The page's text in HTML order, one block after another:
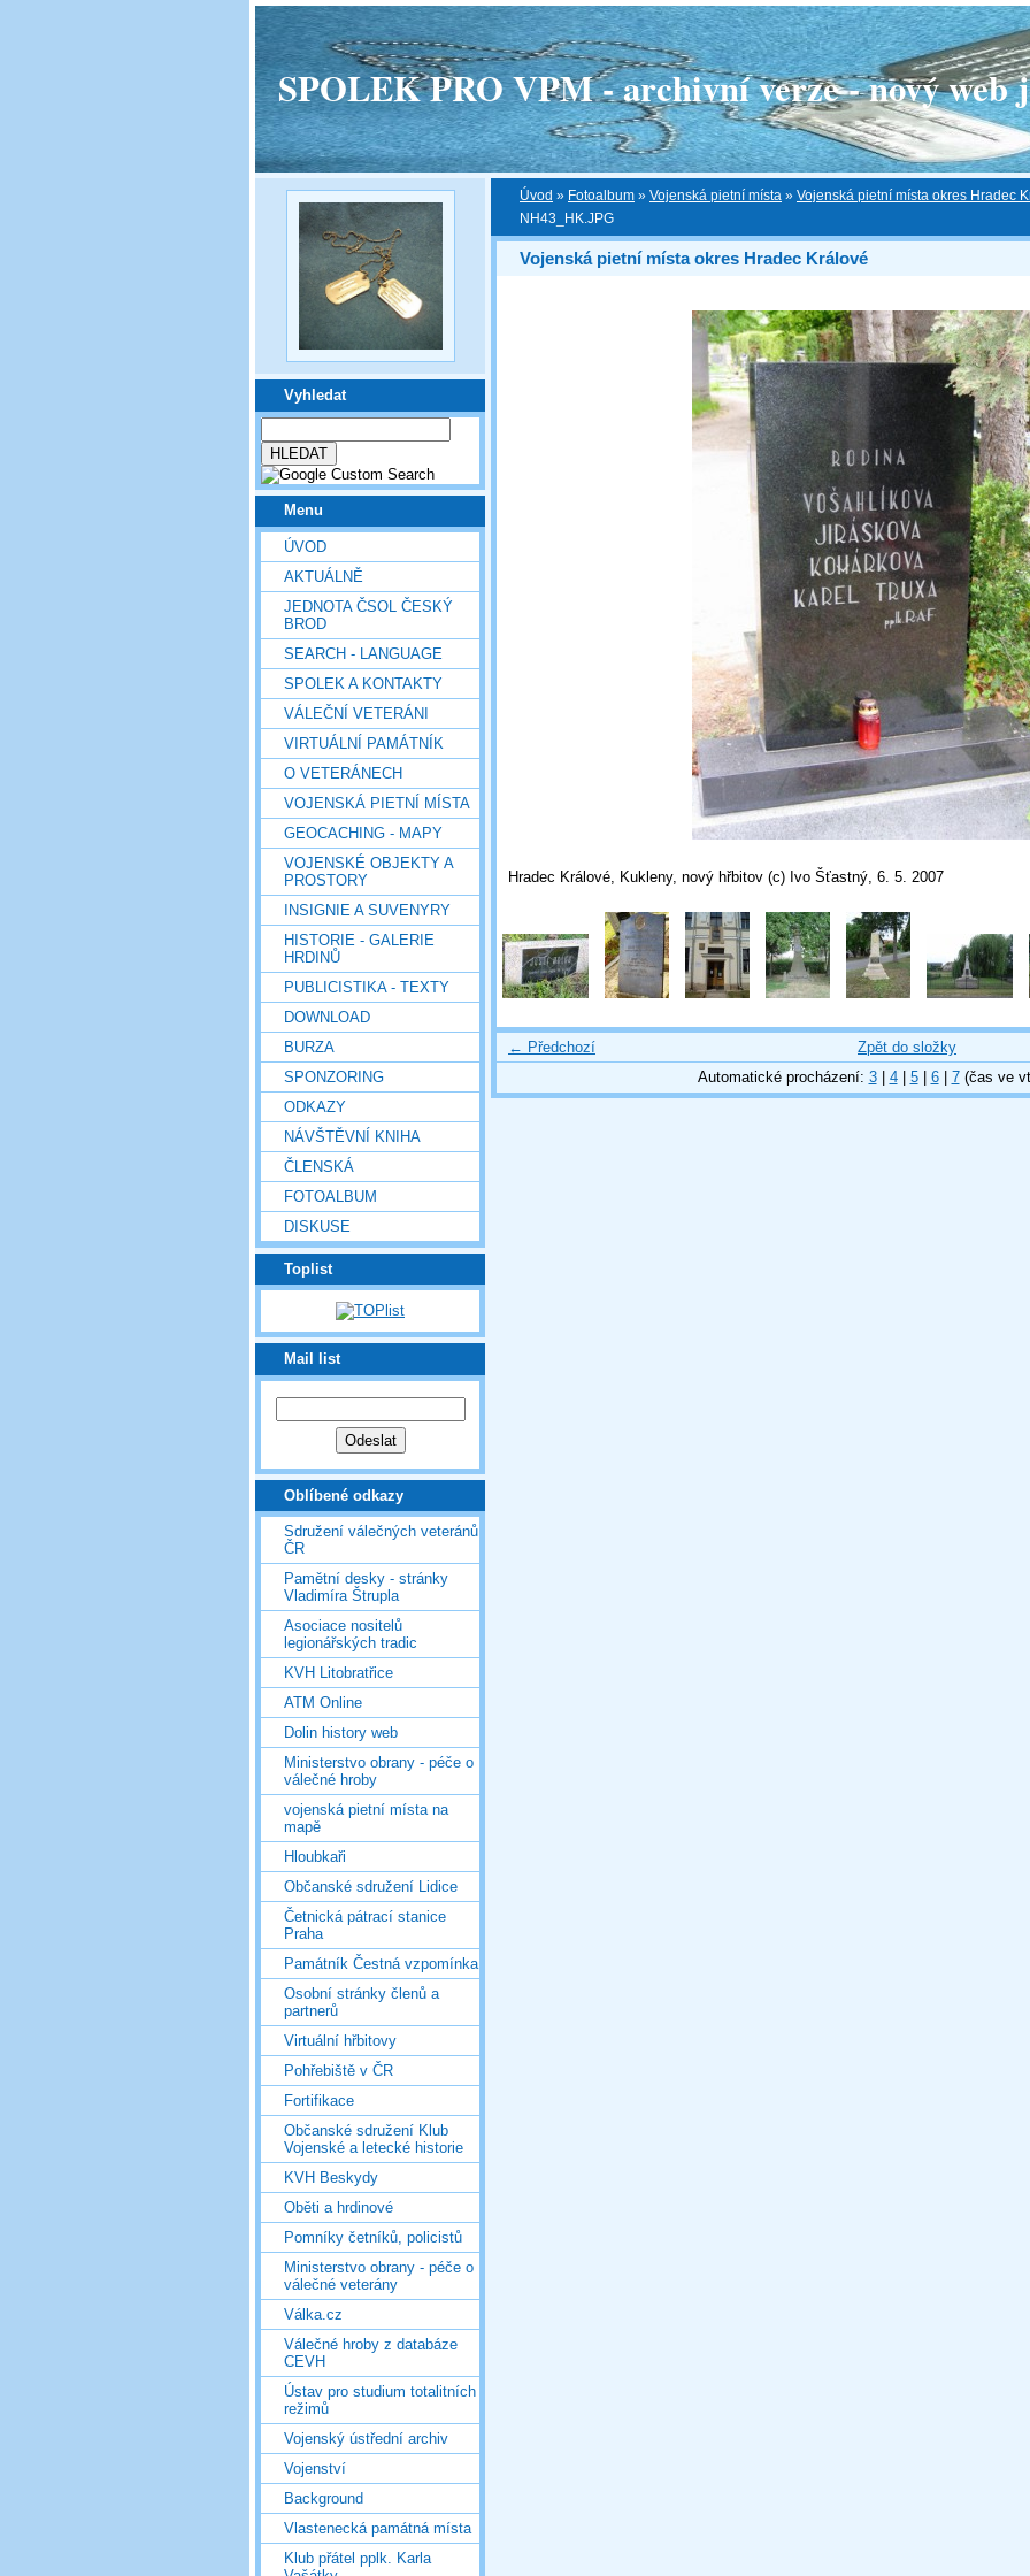
SPOLEK PRO VPM - archivní verze - nový web
Vyhledat
Menu
ÚVOD
AKTUÁLNĚ
JEDNOTA ČSOL ČESKÝ
BROD
SEARCH - LANGUAGE
SPOLEK A KONTAKTY
VÁLEČNÍ VETERÁNI
VIRTUÁLNÍ PAMÁTNÍK
O VETERÁNECH
VOJENSKÁ PIETNÍ MÍSTA
GEOCACHING - MAPY
VOJENSKÉ OBJEKTY A
PROSTORY
INSIGNIE A SUVENYRY
HISTORIE - GALERIE
HRDINŮ
PUBLICISTIKA - TEXTY
DOWNLOAD
BURZA
SPONZORING
ODKAZY
NÁVŠTĚVNÍ KNIHA
ČLENSKÁ
FOTOALBUM
DISKUSE
Toplist
Mail list
Oblíbené odkazy
Sdružení válečných veteránů
ČR
Pamětní desky - stránky
Vladimíra Štrupla
Asociace nositelů
legionářských tradic
KVH Litobratřice
ATM Online
Dolin history web
Ministerstvo obrany - péče o
válečné hroby
vojenská pietní místa na
mapě
Hloubkaři
Občanské sdružení Lidice
Četnická pátrací stanice
Praha
Památník Čestná vzpomínka
Osobní stránky členů a
partnerů
Virtuální hřbitovy
Pohřebiště v ČR
Fortifikace
Občanské sdružení Klub
Vojenské a letecké historie
KVH Beskydy
Oběti a hrdinové
Pomníky četníků, policistů
Ministerstvo obrany - péče o
válečné veterány
Válka.cz
Válečné hroby z databáze
CEVH
Ústav pro studium totalitních
režimů
Vojenský ústřední archiv
Vojenství
Background
Vlastenecká památná místa
Klub přátel pplk. Karla
Úvod » Fotoalbum » Vojenská pietní místa » Vojenská pietní místa okres Hradec
NH43_HK.JPG
Vojenská pietní místa okres Hradec Králové
Hradec Králové, Kukleny, nový hřbitov (c) Ivo Šťastný, 6. 5. 2007
← Předchozí
Zpět do složky
Automatické procházení: 3| 4| 5| 6| 7(čas ve